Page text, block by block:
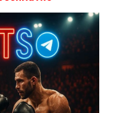
,такое как ты назвать!
Далби